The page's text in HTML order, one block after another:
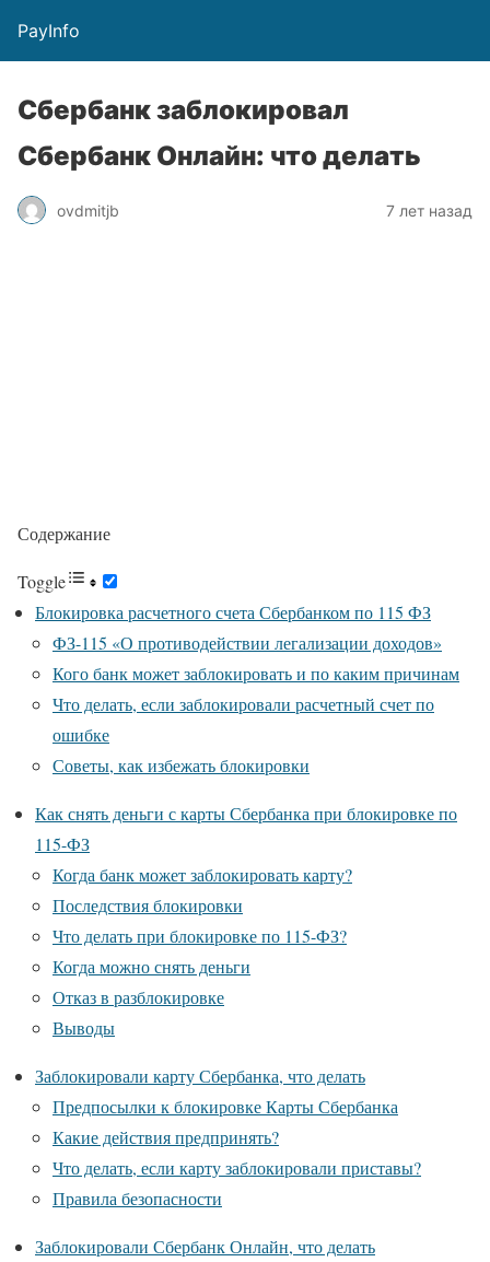
PayInfo
Сбербанк заблокировал
Сбербанк Онлайн: что делать
ovdmitjb 7 лет назад
Содержание
Toggle
Блокировка расчетного счета Сбербанком по 115 ФЗ
ФЗ-115 «О противодействии легализации доходов»
Кого банк может заблокировать и по каким причинам
Что делать, если заблокировали расчетный счет по
ошибке
Советы, как избежать блокировки
Как снять деньги с карты Сбербанка при блокировке по
115-ФЗ
Когда банк может заблокировать карту?
Последствия блокировки
Что делать при блокировке по 115-ФЗ?
Когда можно снять деньги
Отказ в разблокировке
Выводы
Заблокировали карту Сбербанка, что делать
Предпосылки к блокировке Карты Сбербанка
Какие действия предпринять?
Что делать, если карту заблокировали приставы?
Правила безопасности
Заблокировали Сбербанк Онлайн, что делать